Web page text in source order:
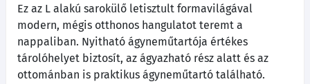
Ez az L alakú sarokülő letisztult formavilágával
modern, mégis otthonos hangulatot teremt a
nappaliban. Nyitható ágyneműtartója értékes
tárolóhelyet biztosít, az ágyazható rész alatt és az
ottománban is praktikus ágyneműtartó található.